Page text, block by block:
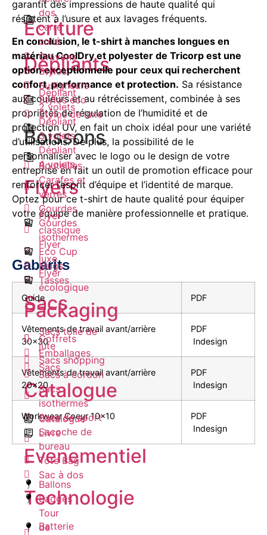
Ecriture
Crayons
Stylos
Surligneurs
Stylos éco
Stylos de luxe
Boissons
Bouteilles
Carafes et
verres
Gourdes
Gourdes
isothermes
Eco Cup
Mugs
Tasses
Sacs
Sacs toile de
jute
Sacs shopping
Sacs à cordon
Sacs
isothermes
Sacs de sport
Sacoche de
bureau
Tote Bag
Sac à dos
Technologie
Batterie
dos
carré
collé
Dépliants
Dépliant
2 volets
Dépliant
3 volets
Dépliant
4 volets
Flyers
Flyer
classique
Flyer
luxe
Flyer
écologique
Packaging
Coffrets
Emballages
Sacs
Catalogue
Catalogue
Livre
Evenementiel
Ballons
Badges
Tour
de
garantit des impressions de haute qualité qui
résistent à l’usure et aux lavages fréquents.
En conclusion, le t-shirt à manches longues en
matériau CoolDry et polyester de Tricorp est une
option exceptionnelle pour ceux qui recherchent
confort, performance et protection. Sa résistance
aux couleurs et au rétrécissement, combinée à ses
propriétés de régulation de l’humidité et de
protection UV, en fait un choix idéal pour une variété
d’utilisations. De plus, la possibilité de le
personnaliser avec le logo ou le design de votre
entreprise en fait un outil de promotion efficace pour
renforcer l’esprit d’équipe et l’identité de marque.
Optez pour ce t-shirt de haute qualité pour équiper
votre équipe de manière professionnelle et pratique.
Gabarits
Guide PDF
Vêtements de travail avant/arrière
30×30
PDF
Indesign
Vêtements de travail avant/arrière
20×20
PDF
Indesign
Workwear Coeur 10×10
PDF
Indesign